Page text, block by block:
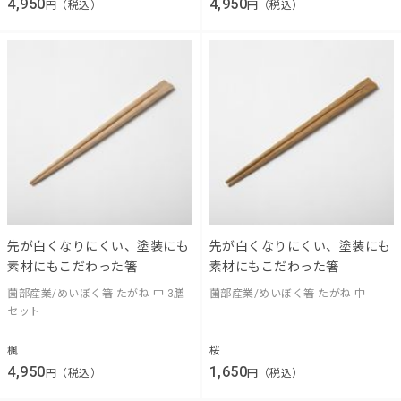
4,950円（税込） 4,950円（税込）
先が白くなりにくい、塗装にも
素材にもこだわった箸
薗部産業/めいぼく箸 たがね 中 3膳
セット
楓
4,950 円（税込）
先が白くなりにくい、塗装にも
素材にもこだわった箸
薗部産業/めいぼく箸 たがね 中
桜
1,650円（税込）